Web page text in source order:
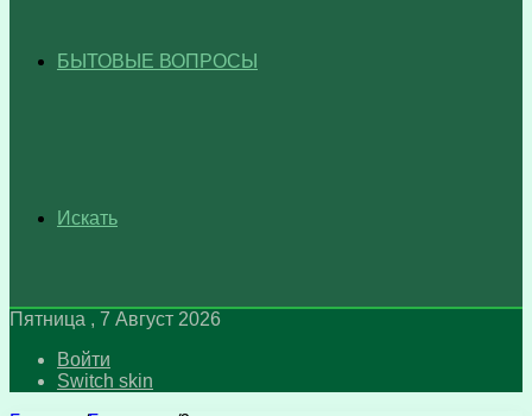
БЫТОВЫЕ ВОПРОСЫ
Искать
Пятница , 7 Август 2026
Войти
Switch skin